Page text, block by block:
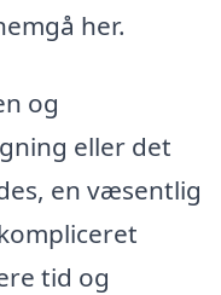
her.
og
eller det
en væsentlig
tid og